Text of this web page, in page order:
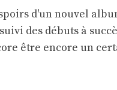
d'un nouvel
des débuts à
être encore un